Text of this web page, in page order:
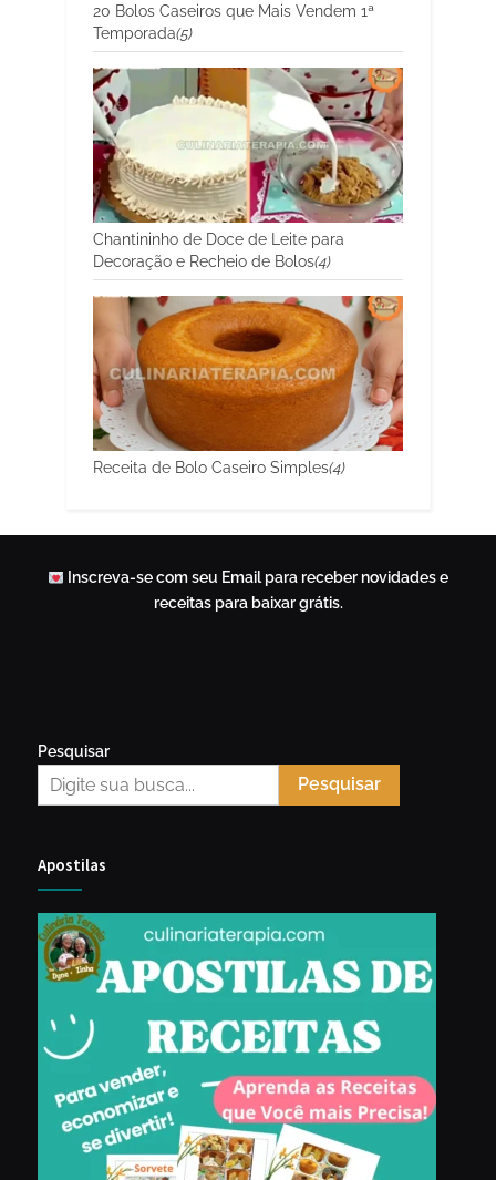
20 Bolos Caseiros que Mais Vendem 1ª
Temporada(5)
Chantininho de Doce de Leite para
Decoração e Recheio de Bolos(4)
Receita de Bolo Caseiro Simples(4)
Inscreva-se com seu Email para receber novidades e
receitas para baixar grátis.
Pesquisar
Pesquisar
Apostilas